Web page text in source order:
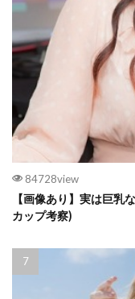
84728view
【画像あり】実は巨乳
カップ考察)